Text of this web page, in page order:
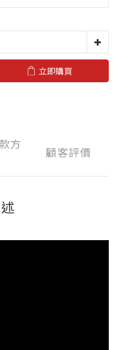
立即購買
方
顧客評價